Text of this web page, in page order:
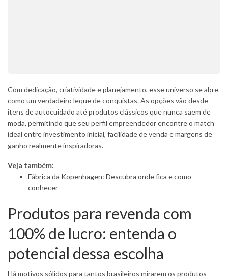
Com dedicação, criatividade e planejamento, esse universo se abre
como um verdadeiro leque de conquistas. As opções vão desde
itens de autocuidado até produtos clássicos que nunca saem de
moda, permitindo que seu perfil empreendedor encontre o match
ideal entre investimento inicial, facilidade de venda e margens de
ganho realmente inspiradoras.
Veja também:
Fábrica da Kopenhagen: Descubra onde fica e como
conhecer
Produtos para revenda com
100% de lucro: entenda o
potencial dessa escolha
Há motivos sólidos para tantos brasileiros mirarem os produtos